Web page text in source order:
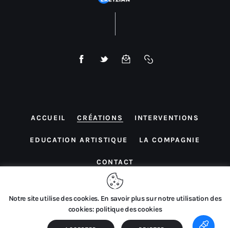
ACCUEIL CRÉATIONS INTERVENTIONS
EDUCATION ARTISTIQUE LA COMPAGNIE
CONTACT
Compagnie Philippe Eretzian © 2026. Tous droits réservés.
Site internet réalisé par
Notre site utilise des cookies. En savoir plus sur notre utilisation des
cookies: politique des cookies